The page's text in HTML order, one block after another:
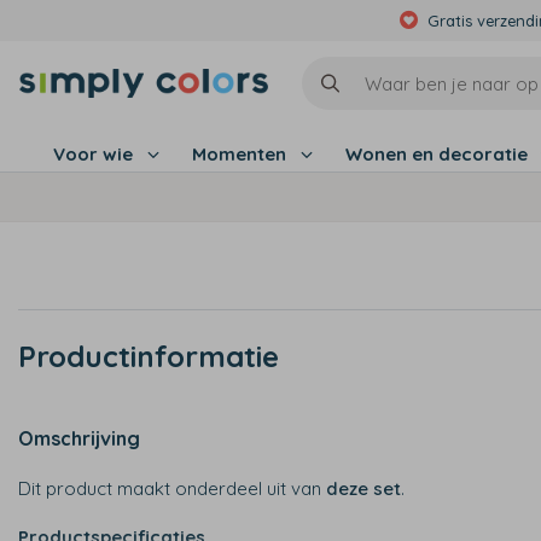
Gratis
Voor wie Momenten Wonen en decoratie
Productinformatie
Omschrijving
Dit product maakt onderdeel uit van deze set.